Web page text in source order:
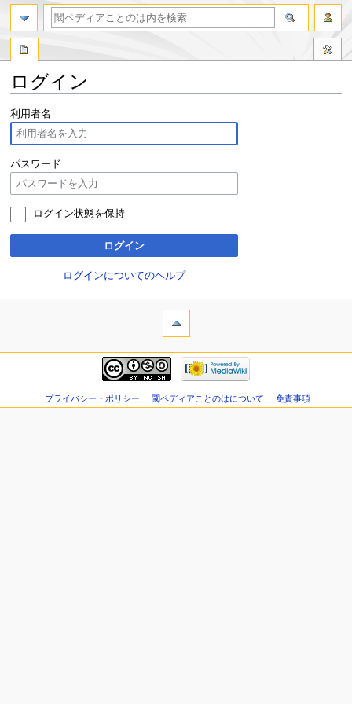
ログイン
ナ
ビ
ゲ
ー
シ
ョ
移
検
索
に
移
動
利用者名
パスワード
ログイン状態を保持
ログイン
ログインについてのヘルプ
プライバシー・ポリシー 閾ペディアことのはについて 免責事項